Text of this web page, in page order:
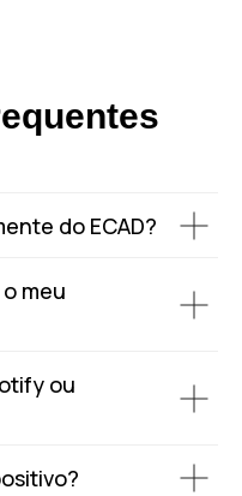
do ECAD?
meu
ou